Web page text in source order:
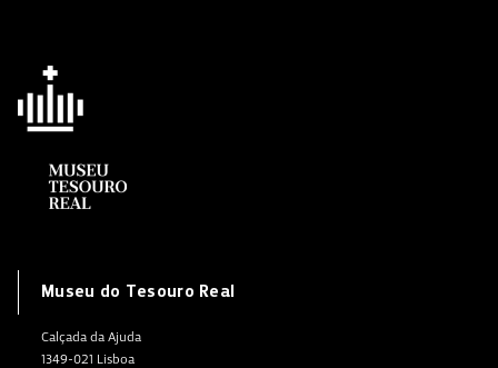
Museu do Tesouro Real
Calçada da Ajuda
1349-021 Lisboa